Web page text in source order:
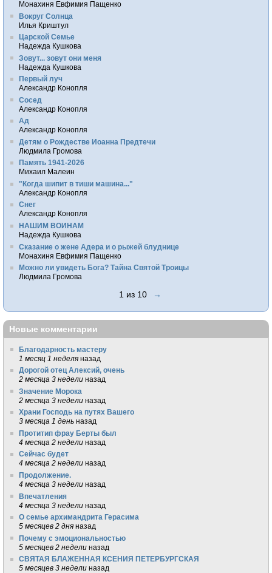
Монахиня Евфимия Пащенко
Вокруг Солнца
Илья Криштул
Царской Семье
Надежда Кушкова
Зовут... зовут они меня
Надежда Кушкова
Первый луч
Александр Конопля
Сосед
Александр Конопля
Ад
Александр Конопля
Детям о Рождестве Иоанна Предтечи
Людмила Громова
Память 1941-2026
Михаил Малеин
"Когда шипит в тиши машина..."
Александр Конопля
Снег
Александр Конопля
НАШИМ ВОИНАМ
Надежда Кушкова
Сказание о жене Адера и о рыжей блуднице
Монахиня Евфимия Пащенко
Можно ли увидеть Бога? Тайна Святой Троицы
Людмила Громова
1 из 10 →
Новые комментарии
Благодарность мастеру
1 месяц 1 неделя назад
Дорогой отец Алексий, очень
2 месяца 3 недели назад
Значение Морока
2 месяца 3 недели назад
Храни Господь на путях Вашего
3 месяца 1 день назад
Протитип фрау Берты был
4 месяца 2 недели назад
Сейчас будет
4 месяца 2 недели назад
Продолжение.
4 месяца 3 недели назад
Впечатления
4 месяца 3 недели назад
О семье архимандрита Герасима
5 месяцев 2 дня назад
Почему с эмоциональностью
5 месяцев 2 недели назад
СВЯТАЯ БЛАЖЕННАЯ КСЕНИЯ ПЕТЕРБУРГСКАЯ
5 месяцев 3 недели назад